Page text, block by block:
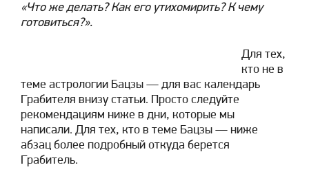
«Что же делать? Как его утихомирить? К чему
готовиться?».
Для тех,
кто не в
теме астрологии Бацзы — для вас календарь
Грабителя внизу статьи. Просто следуйте
рекомендациям ниже в дни, которые мы
написали. Для тех, кто в теме Бацзы — ниже
абзац более подробный откуда берется
Грабитель.